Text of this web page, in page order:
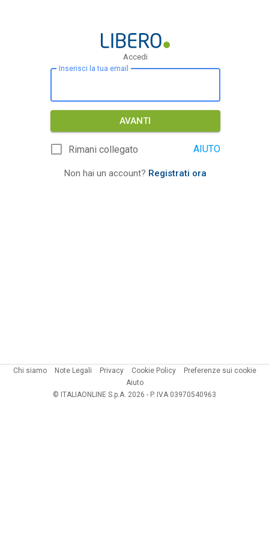
Accedi
Inserisci la tua email
AVANTI
Rimani collegato AIUTO
Non hai un account? Registrati ora
Chi siamo Note Legali Privacy Cookie Policy
Preferenze sui cookie
Aiuto
© ITALIAONLINE S.p.A. 2026 - P. IVA 03970540963